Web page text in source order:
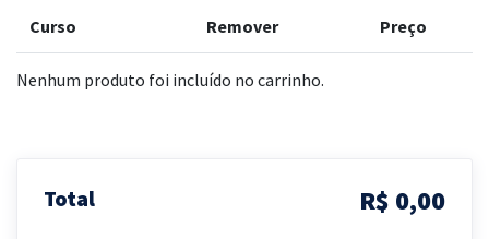
Curso Remover Preço
Nenhum produto foi incluído no carrinho.
Total R$ 0,00